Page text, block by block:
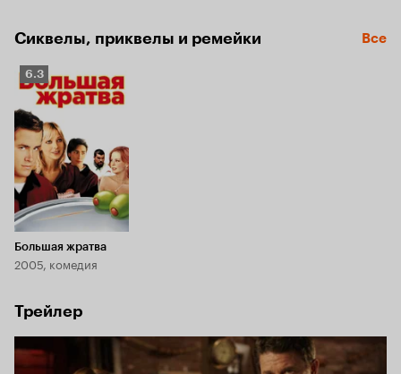
Сиквелы, приквелы и ремейки Все
Рейтинг
Кинопоиска
6.3
6.3
Большая жратва
2005, комедия
Трейлер